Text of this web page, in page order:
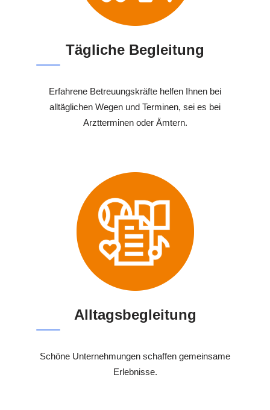
Tägliche Begleitung
Erfahrene Betreuungskräfte helfen Ihnen bei
alltäglichen Wegen und Terminen, sei es bei
Arztterminen oder Ämtern.
Alltagsbegleitung
Schöne Unternehmungen schaffen gemeinsame
Erlebnisse.